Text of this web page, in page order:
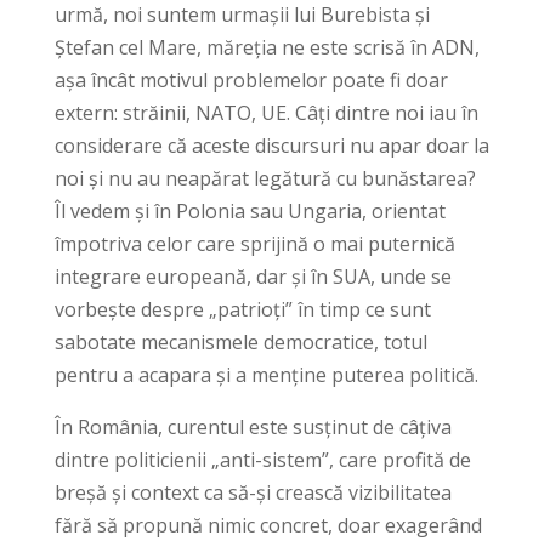
urmă, noi suntem urmașii lui Burebista și
Ștefan cel Mare, măreția ne este scrisă în ADN,
așa încât motivul problemelor poate fi doar
extern: străinii, NATO, UE. Câți dintre noi iau în
considerare că aceste discursuri nu apar doar la
noi și nu au neapărat legătură cu bunăstarea?
Îl vedem și în Polonia sau Ungaria, orientat
împotriva celor care sprijină o mai puternică
integrare europeană, dar și în SUA, unde se
vorbește despre „patrioți” în timp ce sunt
sabotate mecanismele democratice, totul
pentru a acapara și a menține puterea politică.
În România, curentul este susținut de câțiva
dintre politicienii „anti-sistem”, care profită de
breșă și context ca să-și crească vizibilitatea
fără să propună nimic concret, doar exagerând